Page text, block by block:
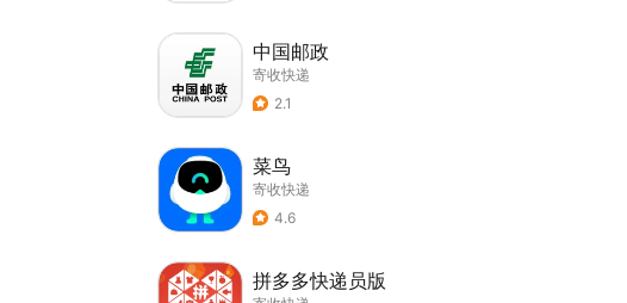
中国邮政
寄收快递
2.1
菜鸟
寄收快递
4.6
拼多多快递员版